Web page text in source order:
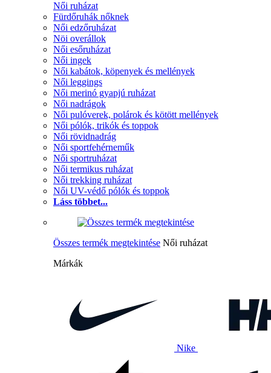
Női ruházat
Fürdőruhák nőknek
Női edzőruházat
Nöi overállok
Női esőruházat
Női ingek
Női kabátok, köpenyek és mellények
Női leggings
Női merinó gyapjú ruházat
Női nadrágok
Női pulóverek, polárok és kötött mellények
Női pólók, trikók és toppok
Női rövidnadrág
Női sportfehérneműk
Női sportruházat
Női termikus ruházat
Női trekking ruházat
Női UV-védő pólók és toppok
Láss többet...
Összes termék megtekintése Női ruházat
Márkák
Nike